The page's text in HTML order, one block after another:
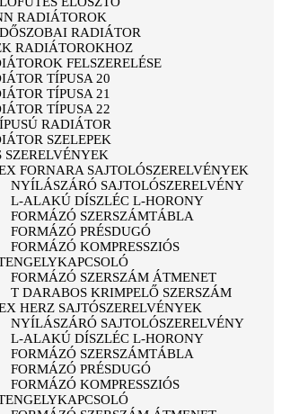
RADIÁTOROK
RADIÁTOR
RADIÁTOROKHOZ
FELSZERELÉSE
TÍPUSA 20
TÍPUSA 21
TÍPUSA 22
RADIÁTOR
SZELEPEK
SZERELVÉNYEK
FORNARA SAJTOLÓSZERELVÉNYEK
NYÍLÁSZÁRÓ SAJTOLÓSZERELVÉNY
L-ALAKÚ DÍSZLÉC L-HORONY
FORMÁZÓ SZERSZÁMTÁBLA
FORMÁZÓ PRÉSDUGÓ
FORMÁZÓ KOMPRESSZIÓS
FORMÁZÓ SZERSZÁM ÁTMENET
T DARABOS KRIMPELŐ SZERSZÁM
HERZ SAJTÓSZERELVÉNYEK
NYÍLÁSZÁRÓ SAJTOLÓSZERELVÉNY
L-ALAKÚ DÍSZLÉC L-HORONY
FORMÁZÓ SZERSZÁMTÁBLA
FORMÁZÓ PRÉSDUGÓ
FORMÁZÓ KOMPRESSZIÓS